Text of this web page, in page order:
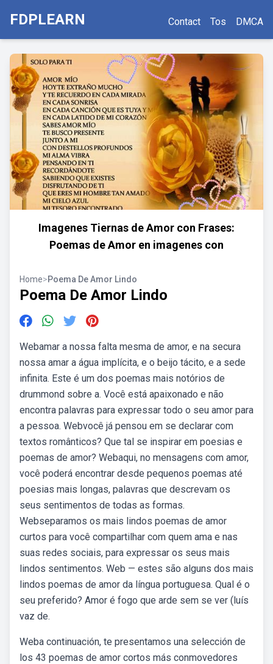
FDPLEARN Contact Tos DMCA
Imagenes Tiernas de Amor con Frases:
Poemas de Amor en imagenes con
Home>Poema De Amor Lindo
Poema De Amor Lindo
Webamar a nossa falta mesma de amor, e na secura
nossa amar a água implícita, e o beijo tácito, e a sede
infinita. Este é um dos poemas mais notórios de
drummond sobre a. Você está apaixonado e não
encontra palavras para expressar todo o seu amor para
a pessoa. Webvocê já pensou em se declarar com
textos românticos? Que tal se inspirar em poesias e
poemas de amor? Webaqui, no mensagens com amor,
você poderá encontrar desde pequenos poemas até
poesias mais longas, palavras que descrevam os
seus sentimentos de todas as formas.
Webseparamos os mais lindos poemas de amor
curtos para você compartilhar com quem ama e nas
suas redes sociais, para expressar os seus mais
lindos sentimentos. Web — estes são alguns dos mais
lindos poemas de amor da língua portuguesa. Qual é o
seu preferido? Amor é fogo que arde sem se ver (luís
vaz de.
Weba continuación, te presentamos una selección de
los 43 poemas de amor cortos más conmovedores